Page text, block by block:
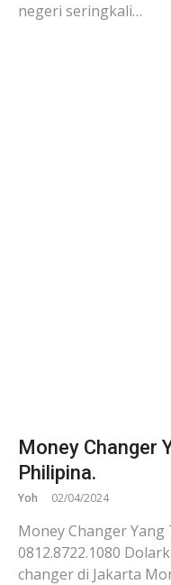
negeri seringkali…
Money Changer
Philipina.
Yoh 02/04/2024
Money Changer
0812.8722.1080
changer di Jakarta